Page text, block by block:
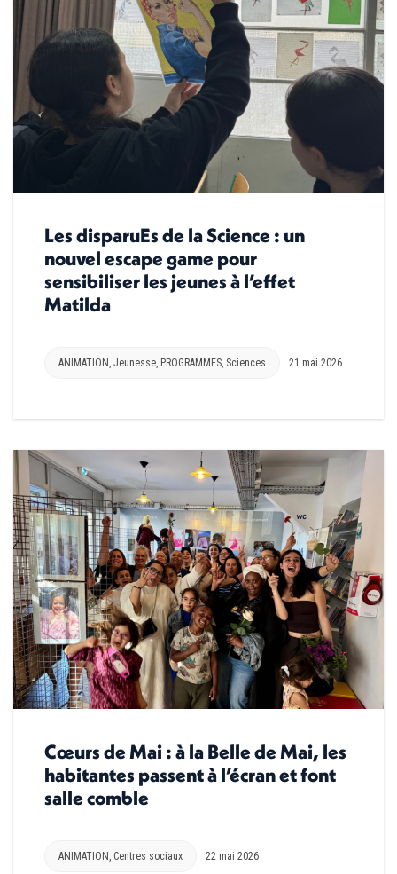
Les disparuEs de la Science : un
nouvel escape game pour
sensibiliser les jeunes à l’effet
Matilda
ANIMATION Jeunesse PROGRAMMES Sciences 21 mai 2026
Cœurs de Mai : à la Belle de Mai, les
habitantes passent à l’écran et font
salle comble
ANIMATION , Centres sociaux 22 mai 2026